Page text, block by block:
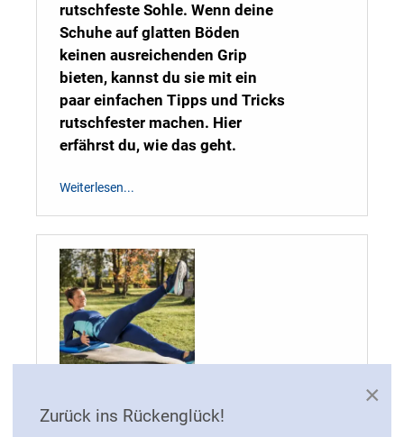
rutschfeste Sohle. Wenn deine
Schuhe auf glatten Böden
keinen ausreichenden Grip
bieten, kannst du sie mit ein
paar einfachen Tipps und Tricks
rutschfester machen. Hier
erfährst du, wie das geht.
Weiterlesen...
Tiefenmuskulatur
×
Zurück ins Rückenglück!